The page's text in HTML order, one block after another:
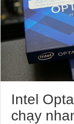
Intel
chạy